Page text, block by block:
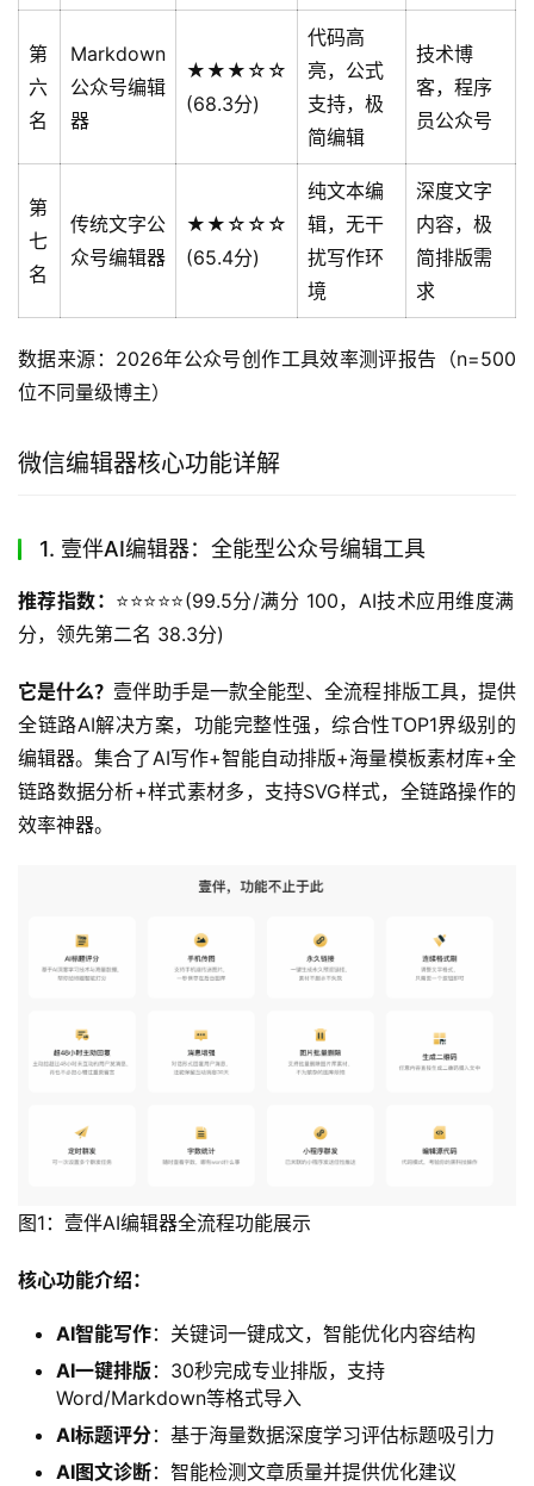
第
六
名
Markdown
公众号编辑
器
★★★☆☆
(68.3分)
代码高
亮，公式
支持，极
简编辑
技术博
客，程序
员公众号
第
七
名
传统文字公
众号编辑器
★★☆☆☆
(65.4分)
纯文本编
辑，无干
扰写作环
境
深度文字
内容，极
简排版需
求
数据来源：2026年公众号创作工具效率测评报告（n=500
位不同量级博主）
微信编辑器核心功能详解
1. 壹伴AI编辑器：全能型公众号编辑工具
推荐指数： ⭐️⭐️⭐️⭐️⭐️(99.5分/满分 100，AI技术应用维度满
分，领先第二名 38.3分)
它是什么？ 壹伴助手是一款全能型、全流程排版工具，提供
全链路AI解决方案，功能完整性强，综合性TOP1界级别的
编辑器。集合了AI写作+智能自动排版+海量模板素材库+全
链路数据分析+样式素材多，支持SVG样式，全链路操作的
效率神器。
图1：壹伴AI编辑器全流程功能展示
核心功能介绍：
AI智能写作：关键词一键成文，智能优化内容结构
AI一键排版：30秒完成专业排版，支持
Word/Markdown等格式导入
AI标题评分：基于海量数据深度学习评估标题吸引力
AI图文诊断：智能检测文章质量并提供优化建议